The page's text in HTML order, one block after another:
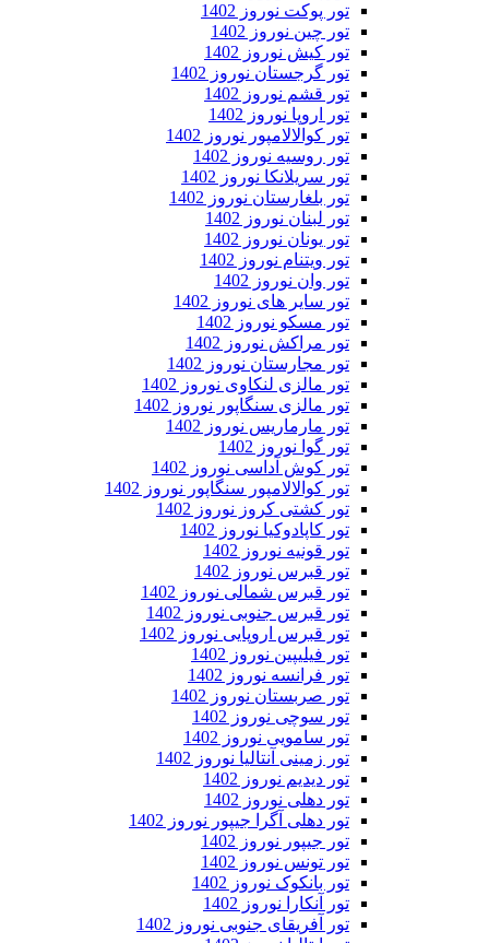
تور پوکت نوروز 1402
تور چین نوروز 1402
تور کیش نوروز 1402
تور گرجستان نوروز 1402
تور قشم نوروز 1402
تور اروپا نوروز 1402
تور کوالالامپور نوروز 1402
تور روسیه نوروز 1402
تور سریلانکا نوروز 1402
تور بلغارستان نوروز 1402
تور لبنان نوروز 1402
تور یونان نوروز 1402
تور ویتنام نوروز 1402
تور وان نوروز 1402
تور سایر های نوروز 1402
تور مسکو نوروز 1402
تور مراکش نوروز 1402
تور مجارستان نوروز 1402
تور مالزی لنکاوی نوروز 1402
تور مالزی سنگاپور نوروز 1402
تور مارماریس نوروز 1402
تور گوا نوروز 1402
تور کوش آداسی نوروز 1402
تور کوالالامپور سنگاپور نوروز 1402
تور کشتی کروز نوروز 1402
تور کاپادوکیا نوروز 1402
تور قونیه نوروز 1402
تور قبرس نوروز 1402
تور قبرس شمالی نوروز 1402
تور قبرس جنوبی نوروز 1402
تور قبرس اروپایی نوروز 1402
تور فیلیپین نوروز 1402
تور فرانسه نوروز 1402
تور صربستان نوروز 1402
تور سوچی نوروز 1402
تور سامویی نوروز 1402
تور زمینی آنتالیا نوروز 1402
تور دیدیم نوروز 1402
تور دهلی نوروز 1402
تور دهلی آگرا جیپور نوروز 1402
تور جیپور نوروز 1402
تور تونس نوروز 1402
تور بانکوک نوروز 1402
تور آنکارا نوروز 1402
تور آفریقای جنوبی نوروز 1402